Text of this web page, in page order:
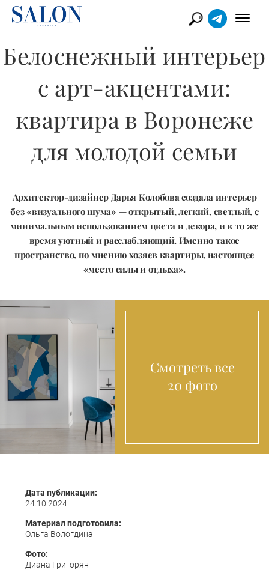
Белоснежный интерьер
с арт-акцентами:
квартира в Воронеже
для молодой семьи
Архитектор-дизайнер Дарья Колобова создала интерьер
без «визуального шума» — открытый, легкий, светлый, с
минимальным использованием цвета и декора, и в то же
время уютный и расслабляющий. Именно такое
пространство, по мнению хозяев квартиры, настоящее
«место силы и отдыха».
Смотреть все
20 фото
Дата публикации:
24.10.2024
Материал подготовила:
Ольга Вологдина
Фото:
Диана Григорян